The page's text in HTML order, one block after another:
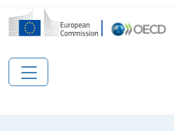
Przejdź do treści